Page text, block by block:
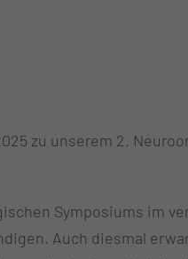
zu unserem 2.
Symposiums im
Auch diesmal